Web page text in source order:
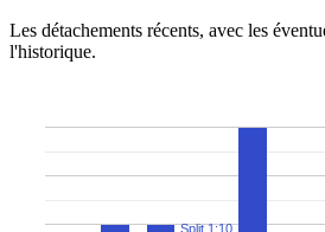
Les détachements récents, avec les
l'historique.
Split 1:10